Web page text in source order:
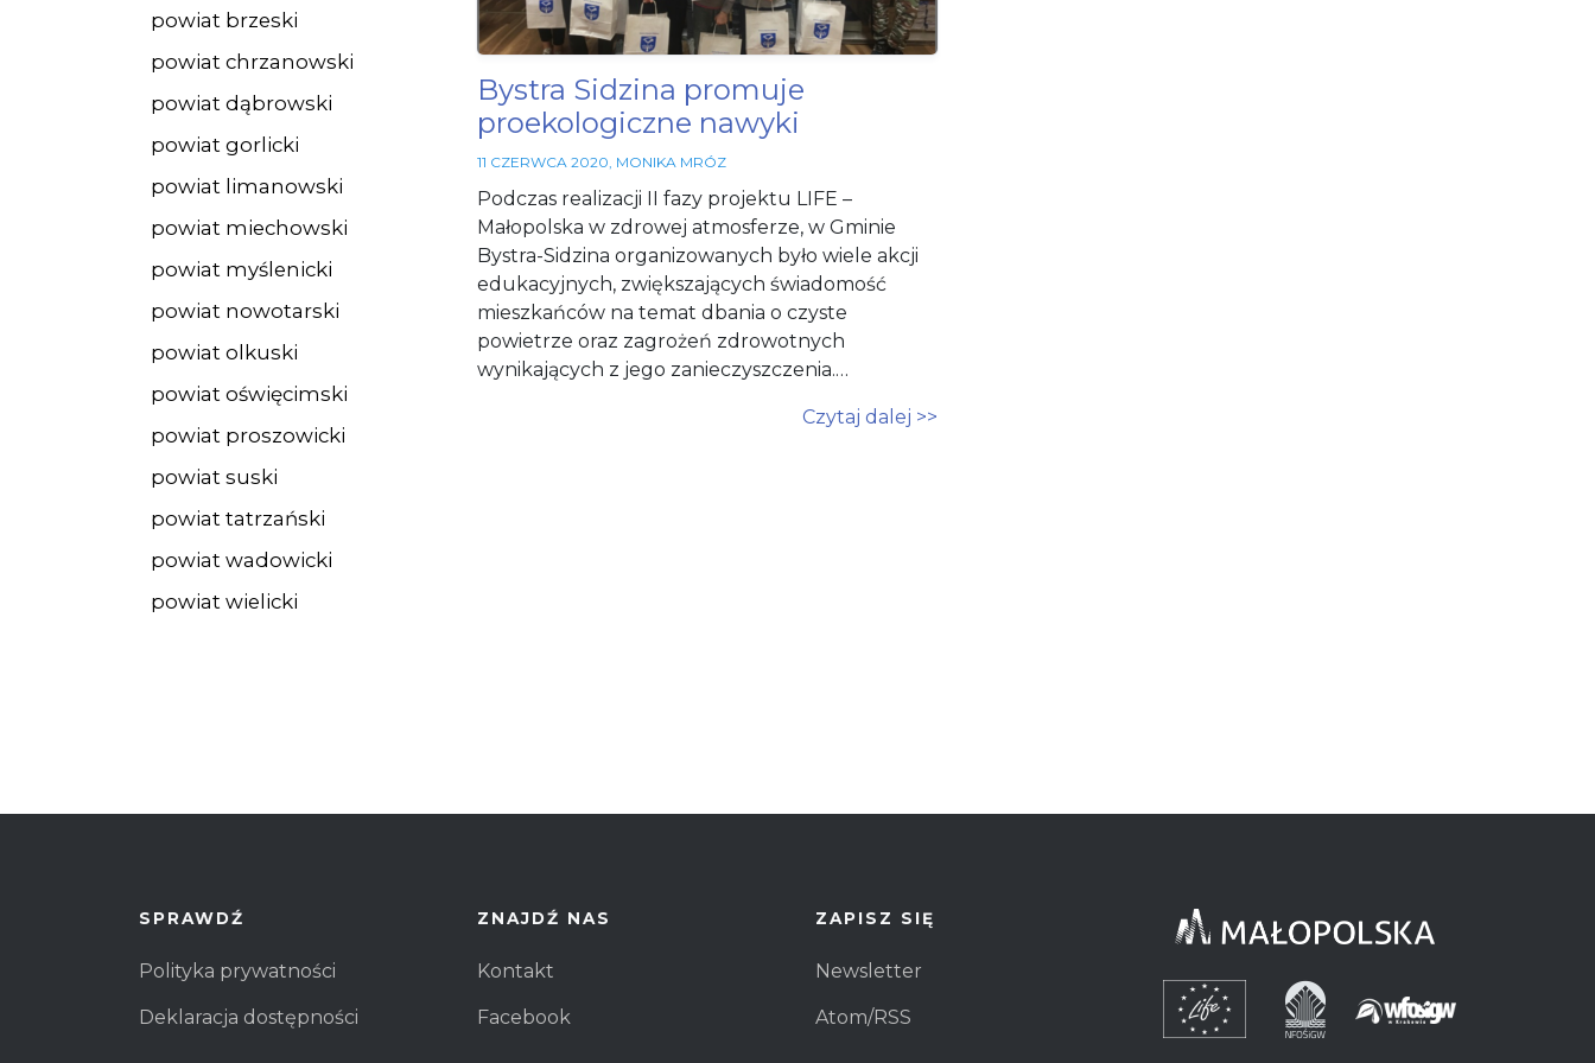
powiat brzeski
powiat chrzanowski
powiat dąbrowski
powiat gorlicki
powiat limanowski
powiat miechowski
powiat myślenicki
powiat nowotarski
powiat olkuski
powiat oświęcimski
powiat proszowicki
powiat suski
powiat tatrzański
powiat wadowicki
powiat wielicki
Bystra Sidzina promuje
proekologiczne nawyki
11 CZERWCA 2020, MONIKA MRÓZ
Podczas realizacji II fazy projektu LIFE –
Małopolska w zdrowej atmosferze, w Gminie
Bystra-Sidzina organizowanych było wiele akcji
edukacyjnych, zwiększających świadomość
mieszkańców na temat dbania o czyste
powietrze oraz zagrożeń zdrowotnych
wynikających z jego zanieczyszczenia.…
Czytaj dalej >>
SPRAWDŹ
Polityka prywatności
Deklaracja dostępności
ZNAJDŹ NAS
Kontakt
Facebook
ZAPISZ SIĘ
Newsletter
Atom/RSS
potrzebne
do działania
serwisu.
improve
the
website's
functionality
and
based on
how the